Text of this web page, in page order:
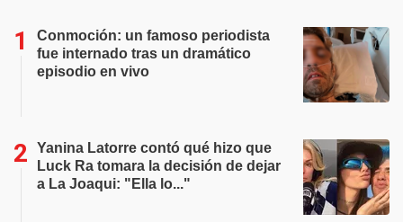
Conmoción: un famoso periodista
fue internado tras un dramático
episodio en vivo
Yanina Latorre contó qué hizo que
Luck Ra tomara la decisión de dejar
a La Joaqui: "Ella lo..."